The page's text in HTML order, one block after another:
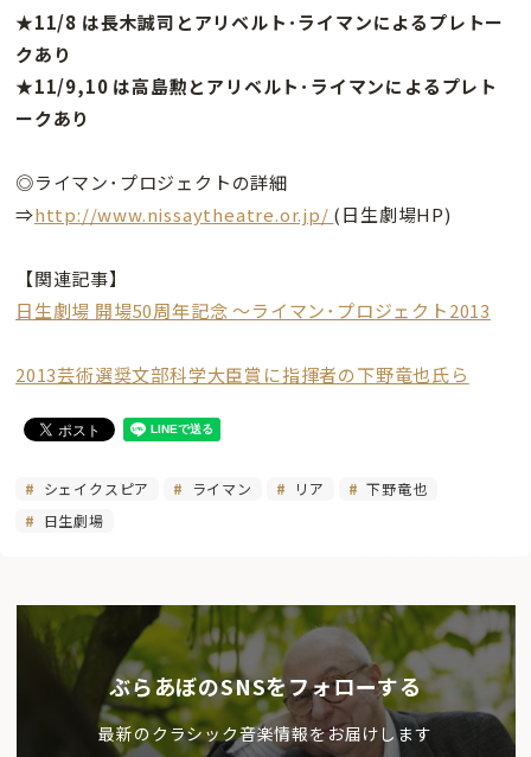
★11/8 は長木誠司とアリベルト･ライマンによるプレトー
クあり
★11/9,10 は高島勲とアリベルト･ライマンによるプレト
ークあり
◎ライマン･プロジェクトの詳細
⇒http://www.nissaytheatre.or.jp/ (日生劇場HP)
【関連記事】
日生劇場 開場50周年記念 〜ライマン･プロジェクト2013
2013芸術選奨文部科学大臣賞に指揮者の下野竜也氏ら
シェイクスピア ライマン リア
下野竜也
日生劇場
ぶらあぼのSNSをフォローする
最新のクラシック音楽情報をお届けします